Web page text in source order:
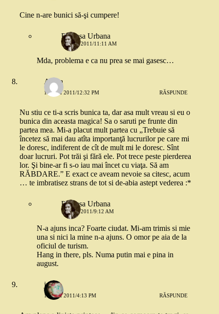
Cine n-are bunici să-şi cumpere!
Printesa Urbana
15 MAI 2011/11:11 AM
Mda, problema e ca nu prea se mai gasesc…
Adina
15 MAI 2011/12:32 PM RĂSPUNDE
Nu stiu ce ti-a scris bunica ta, dar asa mult vreau si eu o
bunica din aceasta magica! Sa o saruti pe frunte din
partea mea. Mi-a placut mult partea cu „Trebuie să
încetez să mai dau atîta importanţă lucrurilor pe care mi
le doresc, indiferent de cît de mult mi le doresc. Sînt
doar lucruri. Pot trăi şi fără ele. Pot trece peste pierderea
lor. Şi bine-ar fi s-o iau mai încet cu viaţa. Să am
RĂBDARE.” E exact ce aveam nevoie sa citesc, acum
… te imbratisez strans de tot si de-abia astept vederea :*
Printesa Urbana
16 MAI 2011/9:12 AM
N-a ajuns inca? Foarte ciudat. Mi-am trimis si mie
una si nici la mine n-a ajuns. O omor pe aia de la
oficiul de turism.
Hang in there, pls. Numa putin mai e pina in
august.
julie
15 MAI 2011/4:13 PM RĂSPUNDE